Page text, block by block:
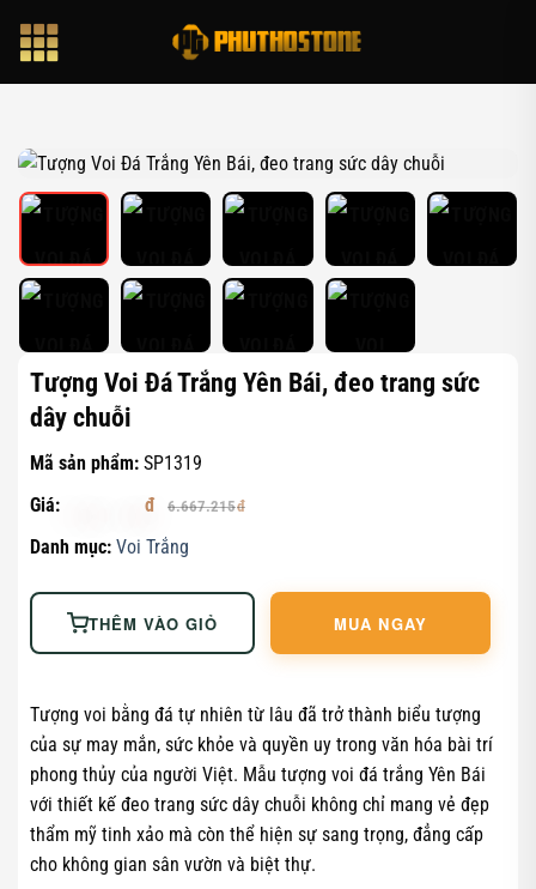
qua
Tượng Voi Đá Trắng Yên Bái, đeo trang sức
dây chuỗi
Mã sản phẩm: SP1319
Giá:
6.667.215
Danh mục: Voi Trắng
THÊM VÀO GIỎ MUA NGAY
Tượng voi bằng đá tự nhiên từ lâu đã trở thành biểu tượng
của sự may mắn, sức khỏe và quyền uy trong văn hóa bài trí
phong thủy của người Việt. Mẫu tượng voi đá trắng Yên Bái
với thiết kế đeo trang sức dây chuỗi không chỉ mang vẻ đẹp
thẩm mỹ tinh xảo mà còn thể hiện sự sang trọng, đẳng cấp
cho không gian sân vườn và biệt thự.